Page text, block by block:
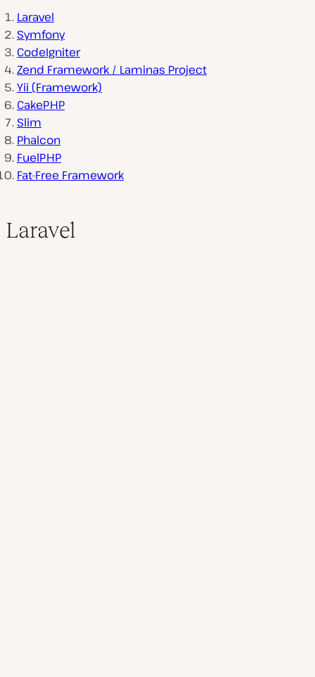
i
Laravel
Symfony
CodeIgniter
Zend Framework / Laminas Project
Yii (Framework)
CakePHP
Slim
Phalcon
FuelPHP
Fat-Free Framework
Laravel